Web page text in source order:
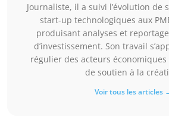
Journaliste, il a suivi l’évolution de
start-up technologiques aux
produisant analyses et
d’investissement. Son travail
régulier des acteurs
de soutien à la
Voir tous les articles